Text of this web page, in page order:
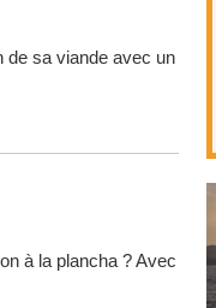
de sa viande avec un
à la plancha ? Avec